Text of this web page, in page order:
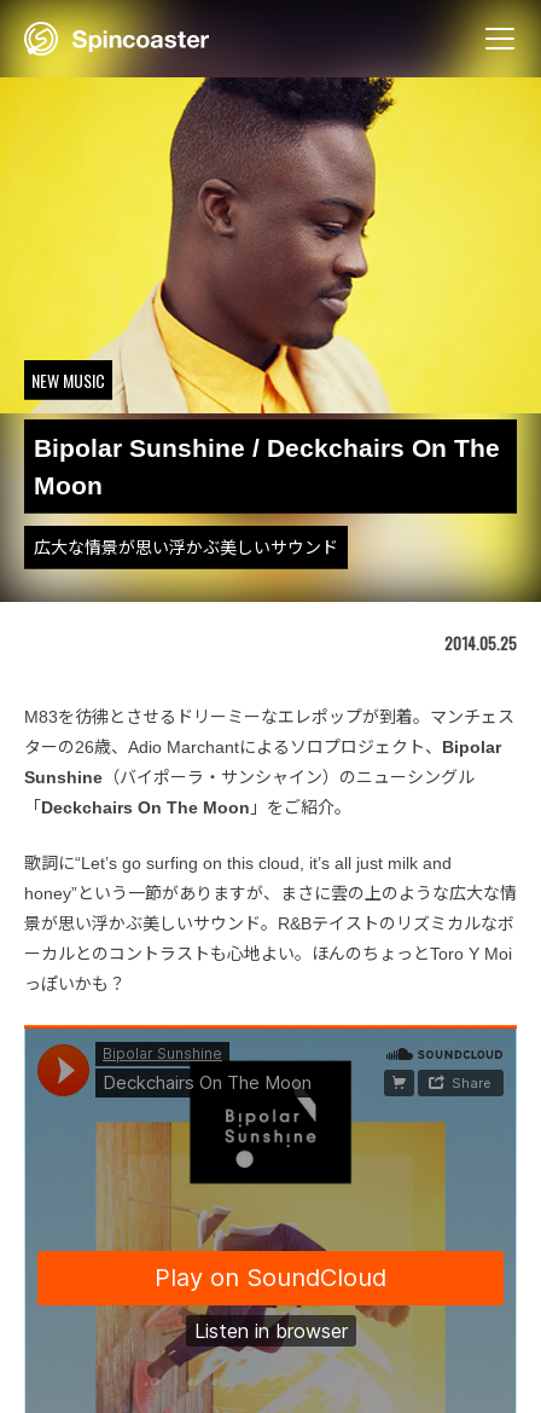
Skip
NEW MUSIC
Bipolar Sunshine / Deckchairs On The
Moon
広大な情景が思い浮かぶ美しいサウンド
2014.05.25
M83を彷彿とさせるドリーミーなエレポップが到着。マンチェス
ターの26歳、Adio Marchantによるソロプロジェクト、 Bipolar
Sunshine （バイポーラ・サンシャイン）のニューシングル
「 Deckchairs On The Moon 」をご紹介。
歌詞に“Let’s go surfing on this cloud, it’s all just milk and
honey”という一節がありますが、まさに雲の上のような広大な情
景が思い浮かぶ美しいサウンド。R&Bテイストのリズミカルなボ
ーカルとのコントラストも心地よい。ほんのちょっとToro Y Moi
っぽいかも？